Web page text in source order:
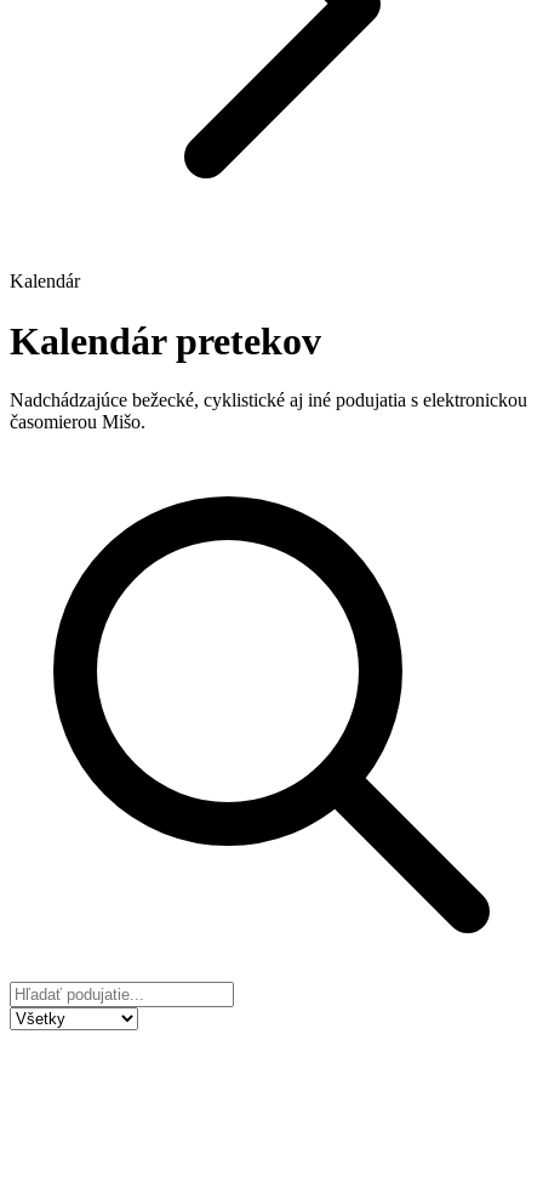
Kalendár
Kalendár pretekov
Nadchádzajúce bežecké, cyklistické aj iné podujatia s elektronickou
časomierou Mišo.